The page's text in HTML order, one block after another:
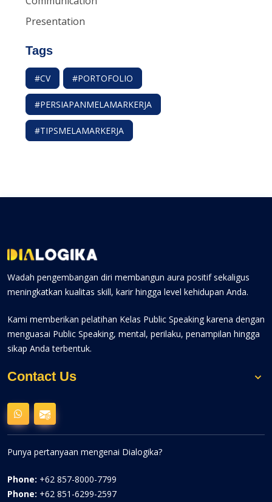
Presentation
Tags
#CV #PORTOFOLIO
#PERSIAPANMELAMARKERJA
#TIPSMELAMARKERJA
Wadah pengembangan diri membangun aura positif sekaligus
meningkatkan kualitas skill, karir hingga level kehidupan Anda.
Kami memberikan pelatihan Kelas Public Speaking karena dengan
menguasai Public Speaking, mental, perilaku, penampilan hingga
sikap Anda terbentuk.
Contact Us
Punya pertanyaan mengenai Dialogika?
Phone: +62 857-8000-7799
Phone: +62 851-6299-2597